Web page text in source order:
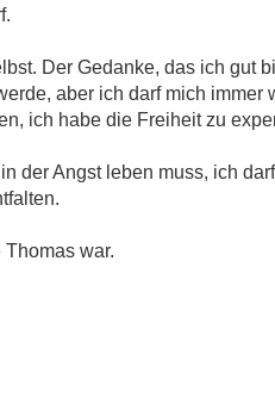
Der Gedanke, das ich gut
aber ich darf mich immer
ich habe die Freiheit zu
der Angst leben muss, ich
war.